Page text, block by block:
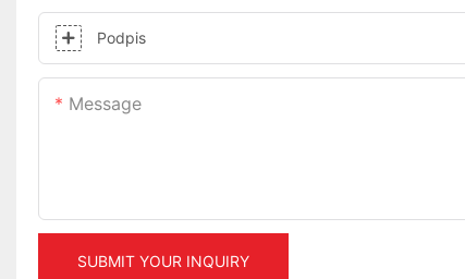
Podpis
Message
SUBMIT YOUR INQUIRY